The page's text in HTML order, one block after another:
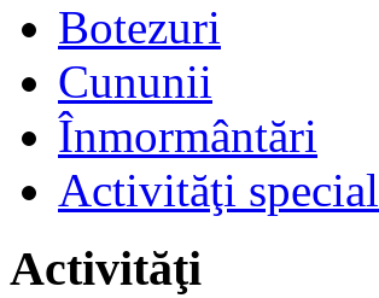
Botezuri
Cununii
Înmormântări
Activităţi
Activităţi